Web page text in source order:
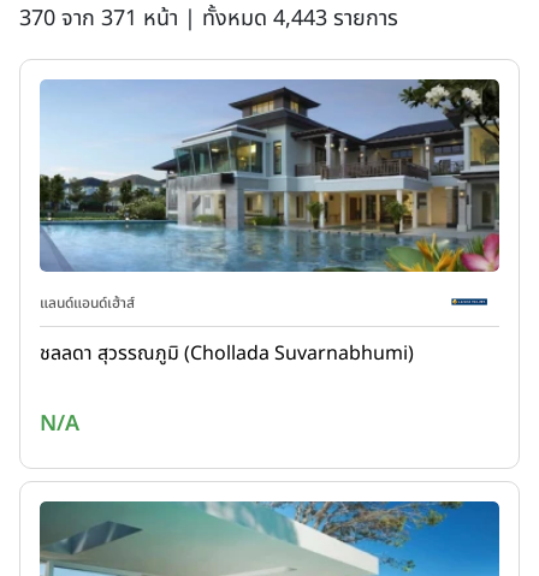
370 จาก 371 หน้า | ทั้งหมด 4,443 รายการ
แลนด์แอนด์เฮ้าส์
ชลลดา สุวรรณภูมิ (Chollada Suvarnabhumi)
N/A